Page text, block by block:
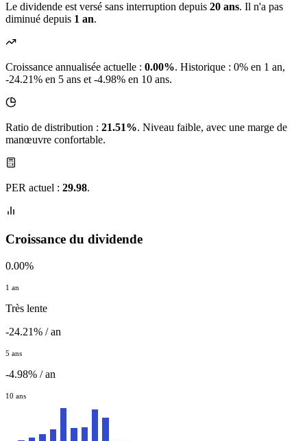
Le dividende est versé sans interruption depuis 20 ans. Il n'a pas
diminué depuis 1 an.
Croissance annualisée actuelle : 0.00%. Historique : 0% en 1 an,
-24.21% en 5 ans et -4.98% en 10 ans.
Ratio de distribution : 21.51%. Niveau faible, avec une marge de
manœuvre confortable.
PER actuel : 29.98.
Croissance du dividende
0.00%
1 an
Très lente
-24.21% / an
5 ans
-4.98% / an
10 ans